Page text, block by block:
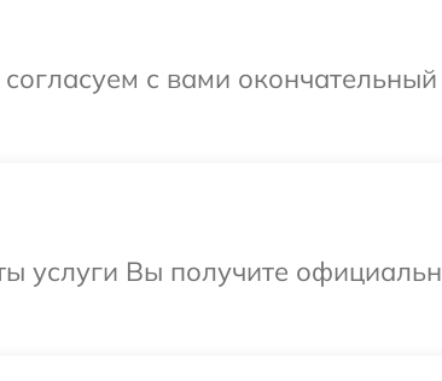
с вами
услуги Вы получите